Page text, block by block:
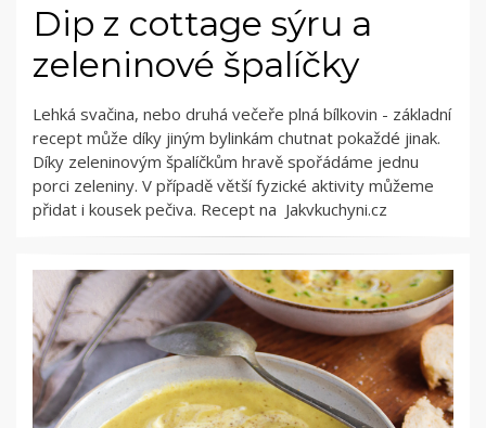
Dip z cottage sýru a
zeleninové špalíčky
Lehká svačina, nebo druhá večeře plná bílkovin - základní
recept může díky jiným bylinkám chutnat pokaždé jinak.
Díky zeleninovým špalíčkům hravě spořádáme jednu
porci zeleniny. V případě větší fyzické aktivity můžeme
přidat i kousek pečiva. Recept na Jakvkuchyni.cz